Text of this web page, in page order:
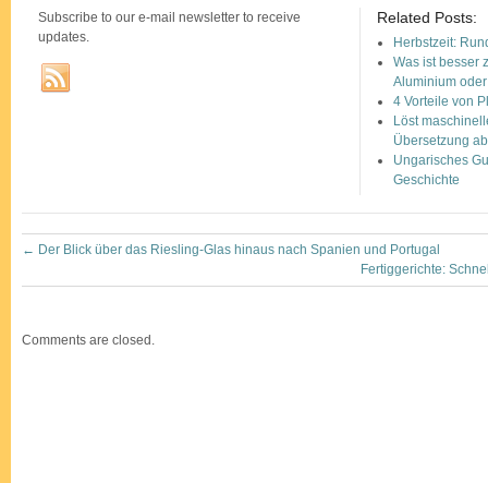
Subscribe to our e-mail newsletter to receive
updates.
Related Posts:
Herbstzeit:
Was ist besser
Aluminium
4 Vorteile von
Löst
Übersetzung
Ungarisches
Geschichte
← Der Blick über das Riesling-Glas hinaus nach Spanien und Portugal
Fertiggerichte:
Comments are closed.